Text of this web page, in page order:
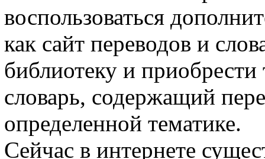
воспользоваться
как сайт переводов и
библиотеку и
словарь, содержащий
определенной тематике.
Сейчас в интернете